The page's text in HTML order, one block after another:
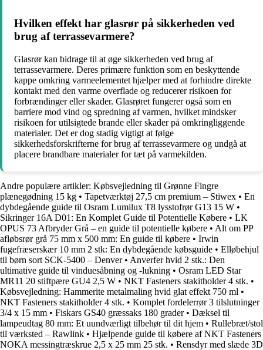
Hvilken effekt har glasrør på sikkerheden ved
brug af terrassevarmere?
Glasrør kan bidrage til at øge sikkerheden ved brug af
terrassevarmere. Deres primære funktion som en beskyttende
kappe omkring varmeelementet hjælper med at forhindre direkte
kontakt med den varme overflade og reducerer risikoen for
forbrændinger eller skader. Glasrøret fungerer også som en
barriere mod vind og spredning af varmen, hvilket mindsker
risikoen for utilsigtede brande eller skader på omkringliggende
materialer. Det er dog stadig vigtigt at følge
sikkerhedsforskrifterne for brug af terrassevarmere og undgå at
placere brandbare materialer for tæt på varmekilden.
Andre populære artikler: Købsvejledning til Grønne Fingre
plænegødning 15 kg • Tapetværktøj 27,5 cm premium – Stiwex • En
dybdegående guide til Osram Lumilux T8 lysstofrør G13 15 W •
Sikringer 16A D01: En Komplet Guide til Potentielle Købere • LK
OPUS 73 Afbryder Grå – en guide til potentielle købere • Alt om PP
afløbsrør grå 75 mm x 500 mm: En guide til købere • Irwin
fugefræserskær 10 mm 2 stk: En dybdegående købsguide • Elløbehjul
til børn sort SCK-5400 – Denver• Anverfer hvid 2 stk.: Den
ultimative guide til vinduesåbning og -lukning • Osram LED Star
MR11 20 stiftpære GU4 2,5 W • NKT Fasteners stakitholder 4 stk. •
Købsvejledning: Hammerite metalmaling hvid glat effekt 750 ml •
NKT Fasteners stakitholder 4 stk. • Komplet fordelerrør 3 tilslutninger
3/4 x 15 mm • Fiskars GS40 græssaks 180 grader• Dæksel til
lampeudtag 80 mm: Et uundværligt tilbehør til dit hjem • Rullebræt/stol
til værksted – Rawlink • Hjælpende guide til købere af NKT Fasteners
NOKA messingtræskrue 2,5 x 25 mm 25 stk. • Rensdyr med slæde 3D